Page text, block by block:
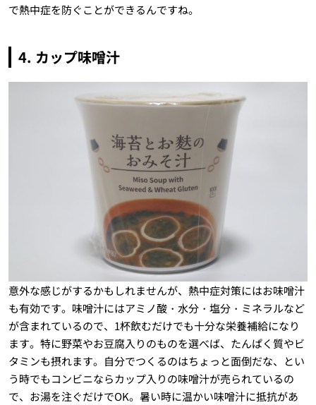
で熱中症を防ぐことができるんですね。
4. カップ味噌汁
意外な感じがするかもしれませんが、熱中症対策にはお味噌汁
も有効です。味噌汁にはアミノ酸・水分・塩分・ミネラルなど
が含まれているので、1杯飲むだけでも十分な栄養補給になり
ます。特に野菜やお豆腐入りのものを選べば、たんぱく質やビ
タミンも摂れます。自分でつくるのはちょっと面倒だな、とい
う時でもコンビニならカップ入りの味噌汁が売られているの
で、お湯を注ぐだけでOK。暑い時に温かい味噌汁に抵抗があ